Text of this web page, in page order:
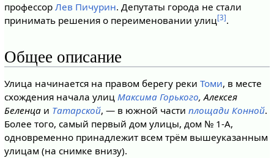
профессор Лев Пичурин. Депутаты города не стали
принимать решения о переименовании улиц[3].
Общее описание
Улица начинается на правом берегу реки Томи, в месте
схождения начала улиц Максима Горького, Алексея
Беленцаи Татарской, — в южной части площади Конной.
Более того, самый первый дом улицы, дом № 1-А,
одновременно принадлежит всем трём вышеуказанным
улицам (на снимке внизу).